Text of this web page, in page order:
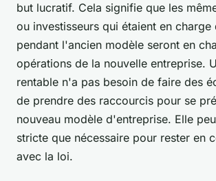
but lucratif. Cela signifie que les
ou investisseurs qui étaient en
pendant l'ancien modèle seront en
opérations de la nouvelle entreprise.
rentable n'a pas besoin de faire des
de prendre des raccourcis pour se
nouveau modèle d'entreprise. Elle
stricte que nécessaire pour rester en
avec la loi.